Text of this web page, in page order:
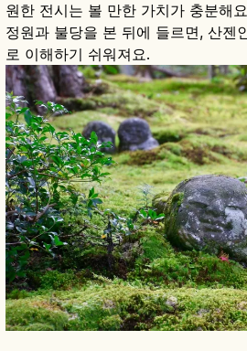
원한 전시는 볼 만한 가치가 충분해
정원과 불당을 본 뒤에 들르면, 산젠
로 이해하기 쉬워져요.